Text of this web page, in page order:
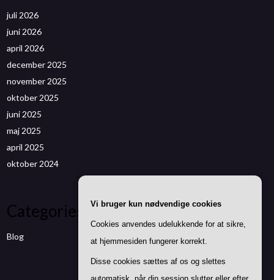
juli 2026
juni 2026
april 2026
december 2025
november 2025
oktober 2025
juni 2025
maj 2025
april 2025
oktober 2024
Categories
Blog
Vi bruger kun nødvendige cookies
Cookies anvendes udelukkende for at sikre,
at hjemmesiden fungerer korrekt.
Disse cookies sættes af os og slettes